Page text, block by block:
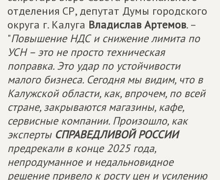
отделения СР, депутат Думы городского
округа г. Калуга Владислав Артемов. –
"Повышение НДС и снижение лимита по
УСН – это не просто техническая
поправка. Это удар по устойчивости
малого бизнеса. Сегодня мы видим, что в
Калужской области, как, впрочем, по всей
стране, закрываются магазины, кафе,
сервисные компании. Произошло, как
эксперты СПРАВЕДЛИВОЙ РОССИИ
предрекали в конце 2025 года,
непродуманное и недальновидное
решение привело к росту цен и усилению